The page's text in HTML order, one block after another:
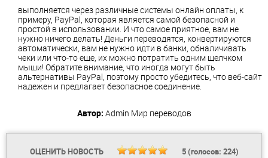
выполняется через различные системы онлайн оплаты, к
примеру, PayPal, которая является самой безопасной и
простой в использовании. И что самое приятное, вам не
нужно ничего делать! Деньги переводятся, конвертируются
автоматически, вам не нужно идти в банки, обналичивать
чеки или что-то еще, их можно потратить одним щелчком
мыши! Обратите внимание, что иногда могут быть
альтернативы PayPal, поэтому просто убедитесь, что веб-сайт
надежен и предлагает безопасное соединение.
Автор: Admin Мир переводов
ОЦЕНИТЬ НОВОСТЬ 5(голосов: 224)